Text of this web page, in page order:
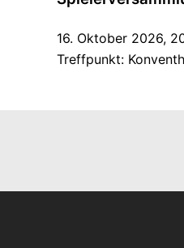
16. Oktober 2026,
Treffpunkt: